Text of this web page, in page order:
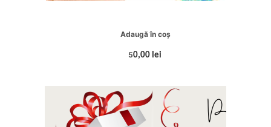
Adaugă în coș
50,00 lei